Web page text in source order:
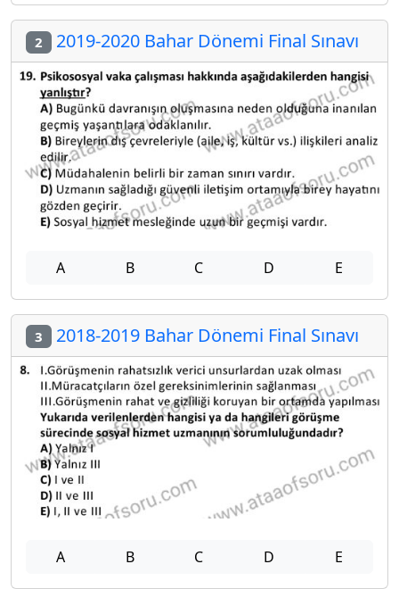
2 2019-2020 Bahar Dönemi Final Sınavı
A B C D E
3 2018-2019 Bahar Dönemi Final Sınavı
A B C D E